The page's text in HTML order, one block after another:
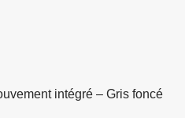
intégré – Gris foncé